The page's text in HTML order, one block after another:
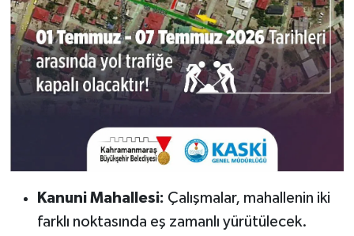
Kanuni Mahallesi: Çalışmalar, mahallenin iki
farklı noktasında eş zamanlı yürütülecek.